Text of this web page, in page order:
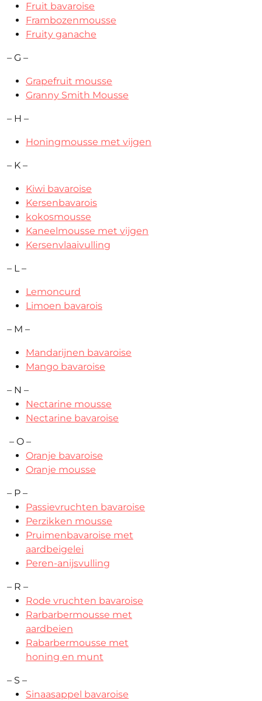
Fruit bavaroise
Frambozenmousse
Fruity ganache
– G –
Grapefruit mousse
Granny Smith Mousse
– H –
Honingmousse met vijgen
– K –
Kiwi bavaroise
Kersenbavarois
kokosmousse
Kaneelmousse met vijgen
Kersenvlaaivulling
– L –
Lemoncurd
Limoen bavarois
– M –
Mandarijnen bavaroise
Mango bavaroise
– N –
Nectarine mousse
Nectarine bavaroise
– O –
Oranje bavaroise
Oranje mousse
– P –
Passievruchten bavaroise
Perzikken mousse
Pruimenbavaroise met
aardbeigelei
Peren-anijsvulling
– R –
Rode vruchten bavaroise
Rarbarbermousse met
aardbeien
Rabarbermousse met
honing en munt
– S –
Sinaasappel bavaroise